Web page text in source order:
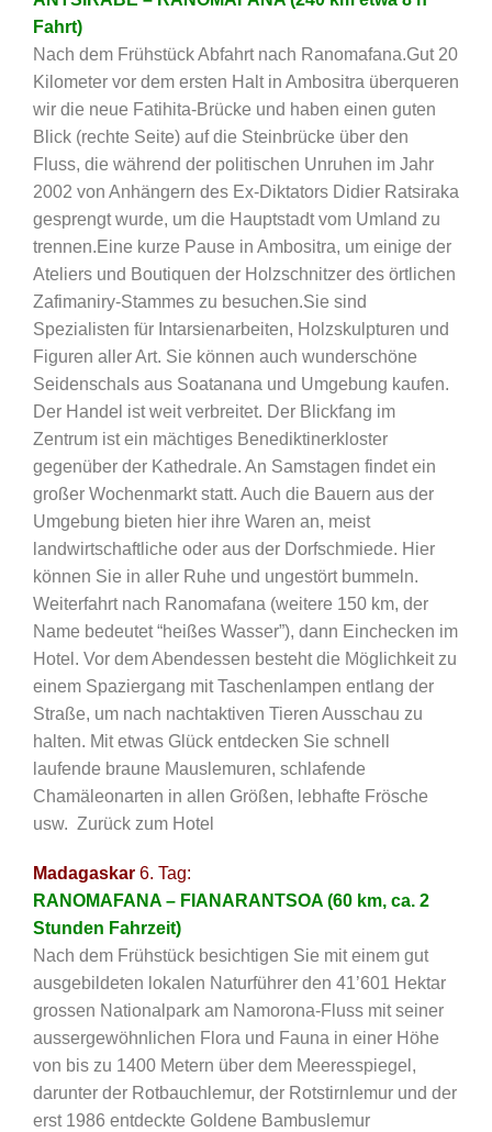
Fahrt)
Nach dem Frühstück Abfahrt nach Ranomafana.Gut 20
Kilometer vor dem ersten Halt in Ambositra überqueren
wir die neue Fatihita-Brücke und haben einen guten
Blick (rechte Seite) auf die Steinbrücke über den
Fluss, die während der politischen Unruhen im Jahr
2002 von Anhängern des Ex-Diktators Didier Ratsiraka
gesprengt wurde, um die Hauptstadt vom Umland zu
trennen.Eine kurze Pause in Ambositra, um einige der
Ateliers und Boutiquen der Holzschnitzer des örtlichen
Zafimaniry-Stammes zu besuchen.Sie sind
Spezialisten für Intarsienarbeiten, Holzskulpturen und
Figuren aller Art. Sie können auch wunderschöne
Seidenschals aus Soatanana und Umgebung kaufen.
Der Handel ist weit verbreitet. Der Blickfang im
Zentrum ist ein mächtiges Benediktinerkloster
gegenüber der Kathedrale. An Samstagen findet ein
großer Wochenmarkt statt. Auch die Bauern aus der
Umgebung bieten hier ihre Waren an, meist
landwirtschaftliche oder aus der Dorfschmiede. Hier
können Sie in aller Ruhe und ungestört bummeln.
Weiterfahrt nach Ranomafana (weitere 150 km, der
Name bedeutet “heißes Wasser”), dann Einchecken im
Hotel. Vor dem Abendessen besteht die Möglichkeit zu
einem Spaziergang mit Taschenlampen entlang der
Straße, um nach nachtaktiven Tieren Ausschau zu
halten. Mit etwas Glück entdecken Sie schnell
laufende braune Mauslemuren, schlafende
Chamäleonarten in allen Größen, lebhafte Frösche
usw. Zurück zum Hotel
Madagaskar 6. Tag:
RANOMAFANA – FIANARANTSOA (60 km, ca. 2
Stunden Fahrzeit)
Nach dem Frühstück besichtigen Sie mit einem gut
ausgebildeten lokalen Naturführer den 41’601 Hektar
grossen Nationalpark am Namorona-Fluss mit seiner
aussergewöhnlichen Flora und Fauna in einer Höhe
von bis zu 1400 Metern über dem Meeresspiegel,
darunter der Rotbauchlemur, der Rotstirnlemur und der
erst 1986 entdeckte Goldene Bambuslemur